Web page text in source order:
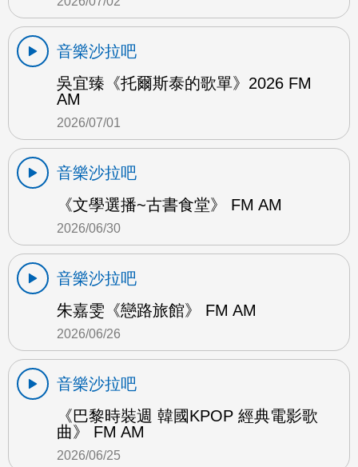
音樂沙拉吧
吳宜臻《托爾斯泰的歌單》2026 FM
AM
2026/07/01
音樂沙拉吧
《文學選播~古書食堂》 FM AM
2026/06/30
音樂沙拉吧
朱嘉雯《戀路旅館》 FM AM
2026/06/26
音樂沙拉吧
《巴黎時裝週 韓國KPOP 經典電影歌
曲》 FM AM
2026/06/25